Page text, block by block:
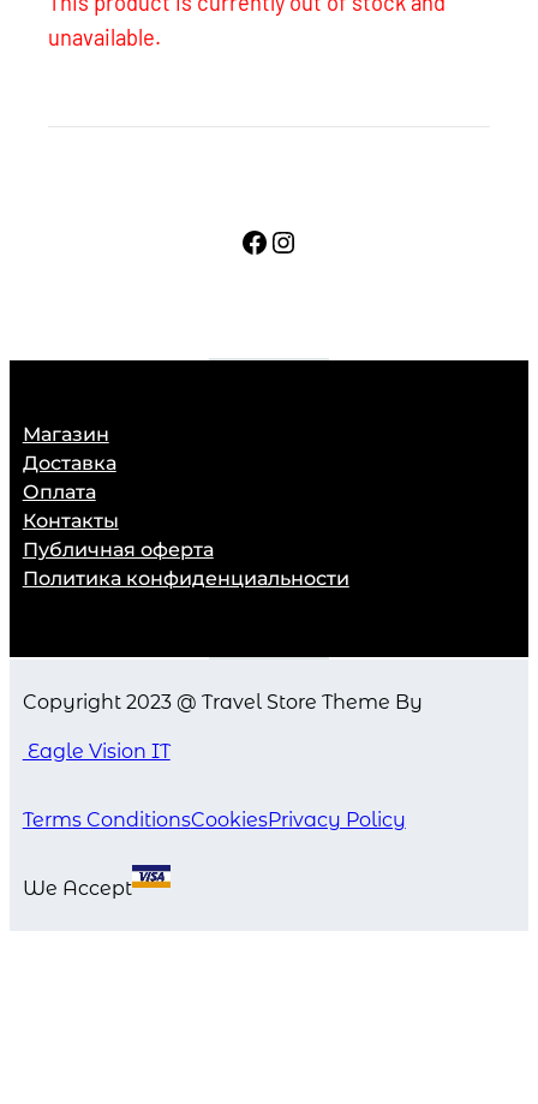
unavailable.
Facebook
Instagram
Магазин
Доставка
Оплата
Контакты
Публичная оферта
Политика конфиденциальности
Copyright 2023 @ Travel Store Theme By
Eagle Vision IT
Terms ConditionsCookiesPrivacy Policy
We Accept